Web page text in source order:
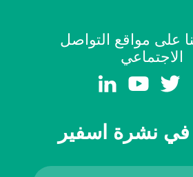
على مواقع التواصل
الاجتماعي
نشرة اسفير